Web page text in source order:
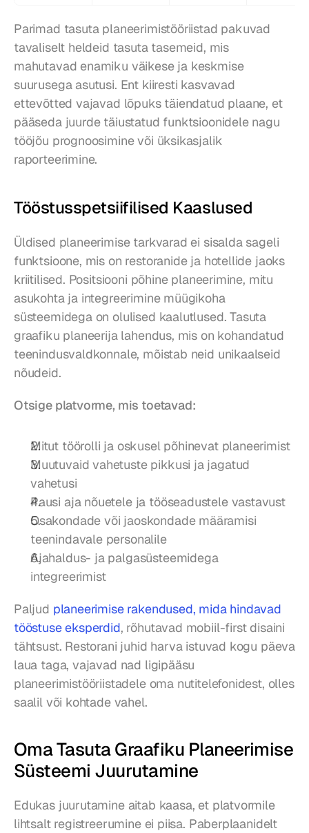
Parimad tasuta planeerimistööriistad pakuvad
tavaliselt heldeid tasuta tasemeid, mis
mahutavad enamiku väikese ja keskmise
suurusega asutusi. Ent kiiresti kasvavad
ettevõtted vajavad lõpuks täiendatud plaane, et
pääseda juurde täiustatud funktsioonidele nagu
tööjõu prognoosimine või üksikasjalik
raporteerimine.
Tööstusspetsiifilised Kaaslused
Üldised planeerimise tarkvarad ei sisalda sageli
funktsioone, mis on restoranide ja hotellide jaoks
kriitilised. Positsiooni põhine planeerimine, mitu
asukohta ja integreerimine müügikoha
süsteemidega on olulised kaalutlused. Tasuta
graafiku planeerija lahendus, mis on kohandatud
teenindusvaldkonnale, mõistab neid unikaalseid
nõudeid.
Otsige platvorme, mis toetavad:
Mitut töörolli ja oskusel põhinevat planeerimist
Muutuvaid vahetuste pikkusi ja jagatud
vahetusi
Pausi aja nõuetele ja tööseadustele vastavust
Osakondade või jaoskondade määramisi
teenindavale personalile
Ajahaldus- ja palgasüsteemidega
integreerimist
Paljud planeerimise rakendused, mida hindavad
tööstuse eksperdid, rõhutavad mobiil-first disaini
tähtsust. Restorani juhid harva istuvad kogu päeva
laua taga, vajavad nad ligipääsu
planeerimistööriistadele oma nutitelefonidest, olles
saalil või kohtade vahel.
Oma Tasuta Graafiku Planeerimise
Süsteemi Juurutamine
Edukas juurutamine aitab kaasa, et platvormile
lihtsalt registreerumine ei piisa. Paberplaanidelt